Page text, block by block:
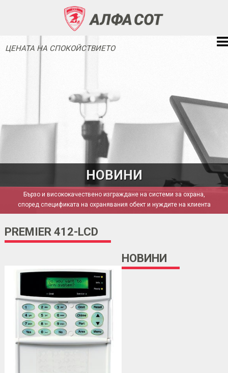
ЦЕНАТА НА СПОКОЙСТВИЕТО
НОВИНИ
Бързо и висококачествено изграждане на системи за охрана,
според спецификата на охранявания обект и нуждите на клиента
PREMIER 412-LCD
НОВИНИ